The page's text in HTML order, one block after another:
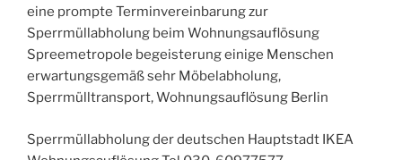
eine prompte Terminvereinbarung zur
Sperrmüllabholung beim Wohnungsauflösung
Spreemetropole begeisterung einige Menschen
erwartungsgemäß sehr Möbelabholung,
Sperrmülltransport, Wohnungsauflösung Berlin
Sperrmüllabholung der deutschen Hauptstadt IKEA